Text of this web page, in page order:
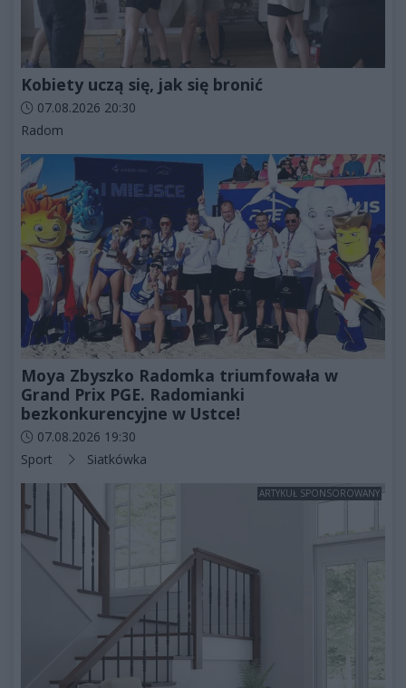
Kobiety uczą się, jak się bronić
Data dodania artykułu:
07.08.2026 20:30
Kategorie artykułu:
Radom
Moya Zbyszko Radomka triumfowała w
Grand Prix PGE. Radomianki
bezkonkurencyjne w Ustce!
Data dodania artykułu:
07.08.2026 19:30
Kategorie artykułu:
Sport Siatkówka
ARTYKUŁ SPONSOROWANY